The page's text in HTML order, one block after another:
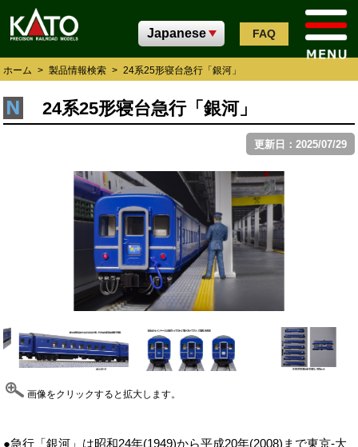
FAQ
ホーム > 製品情報検索 > 24系25形寝台急行「銀河」
24系25形寝台急行「銀河」
更新日：2025/07/29
画像をクリックすると拡大します。
●急行「銀河」は昭和24年(1949)から平成20年(2008)まで東京-大